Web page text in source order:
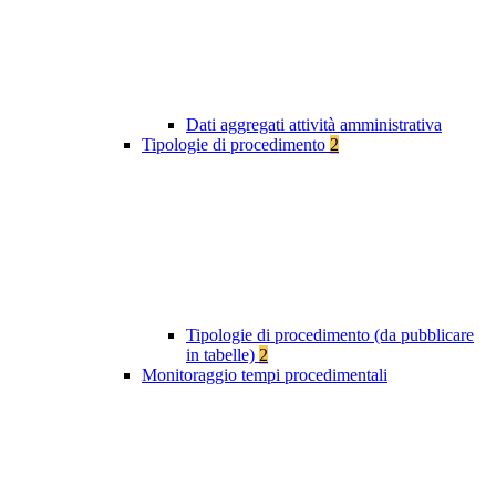
Dati aggregati attività amministrativa
Tipologie di procedimento 2
Tipologie di procedimento (da pubblicare
in tabelle) 2
Monitoraggio tempi procedimentali